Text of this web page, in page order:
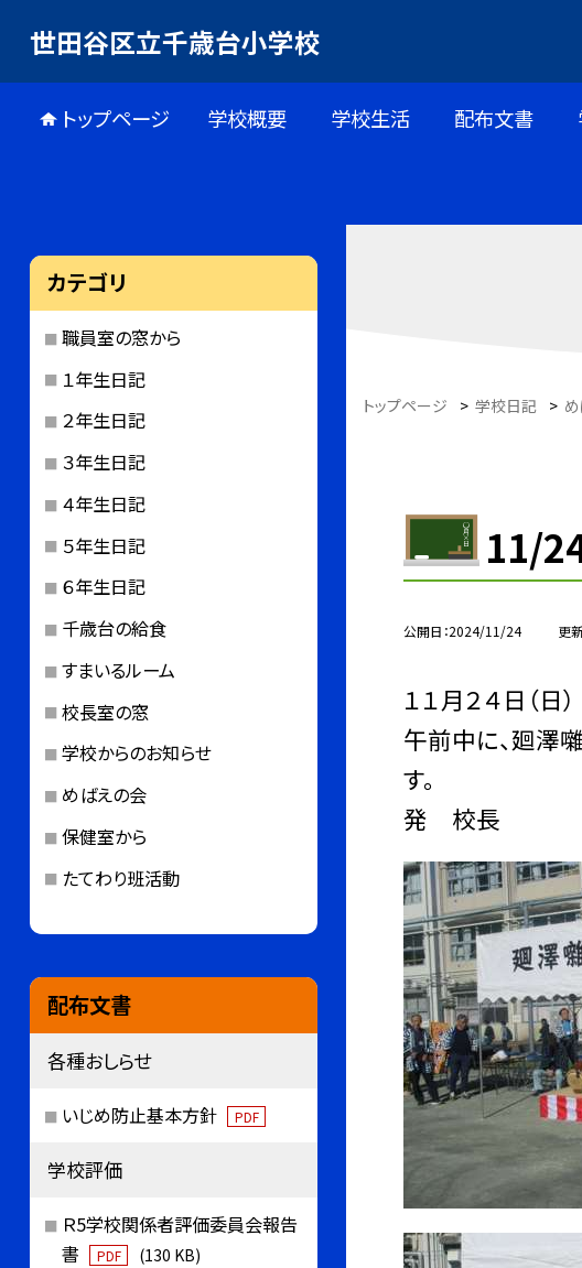
世田谷区立千歳台小学校
トップページ 学校概要 学校生活 配布文書
トップページ > 学校日記 >
11/
公開日 2024/11/24 更
１１月２４日（
午前中に、廻澤
す。
発 校長
カテゴリ
職員室の窓から
１年生日記
２年生日記
３年生日記
４年生日記
５年生日記
６年生日記
千歳台の給食
すまいるルーム
校長室の窓
学校からのお知らせ
めばえの会
保健室から
たてわり班活動
配布文書
各種おしらせ
いじめ防止基本方針 PDF
学校評価
Ｒ5学校関係者評価委員会報告
書
PDF (130 KB)